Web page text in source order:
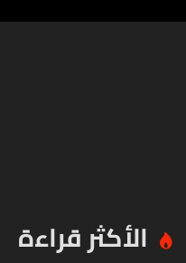
الأكثر قراءة